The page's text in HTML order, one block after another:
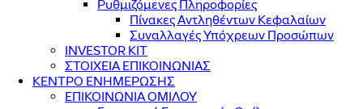
Ρυθμιζόμενες Πληροφορίες
Πίνακες Αντληθέντων Κεφαλαίων
Συναλλαγές Υπόχρεων Προσώπων
INVESTOR KIT
ΣΤΟΙΧΕΙΑ ΕΠΙΚΟΙΝΩΝΙΑΣ
ΚΕΝΤΡΟ ΕΝΗΜΕΡΩΣΗΣ
ΕΠΙΚΟΙΝΩΝΙΑ ΟΜΙΛΟΥ